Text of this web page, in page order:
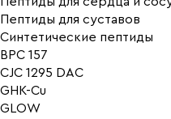
Пептиды для суставов
Синтетические пептиды
BPC 157
CJC 1295 DAC
GHK-Cu
GLOW